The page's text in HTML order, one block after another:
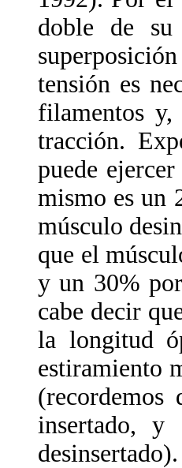
doble de
tensión es
filamentos y,
tracción.
puede
mismo es un
músculo
que el
y un 30%
cabe decir
la longitud
estiramiento
insertado, y
desinsertado).